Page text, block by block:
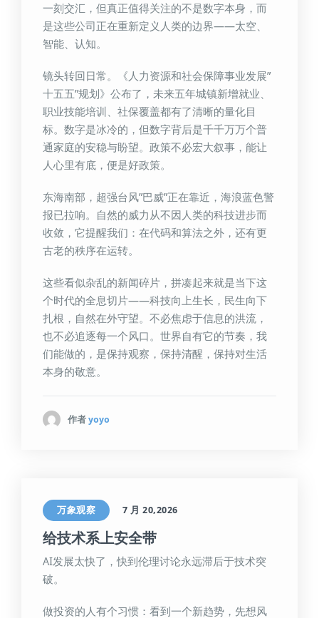
一刻交汇，但真正值得关注的不是数字本身，而
是这些公司正在重新定义人类的边界——太空、
智能、认知。
镜头转回日常。《人力资源和社会保障事业发展”
十五五”规划》公布了，未来五年城镇新增就业、
职业技能培训、社保覆盖都有了清晰的量化目
标。数字是冰冷的，但数字背后是千千万万个普
通家庭的安稳与盼望。政策不必宏大叙事，能让
人心里有底，便是好政策。
东海南部，超强台风”巴威”正在靠近，海浪蓝色警
报已拉响。自然的威力从不因人类的科技进步而
收敛，它提醒我们：在代码和算法之外，还有更
古老的秩序在运转。
这些看似杂乱的新闻碎片，拼凑起来就是当下这
个时代的全息切片——科技向上生长，民生向下
扎根，自然在外守望。不必焦虑于信息的洪流，
也不必追逐每一个风口。世界自有它的节奏，我
们能做的，是保持观察，保持清醒，保持对生活
本身的敬意。
作者 yoyo
万象观察 7 月 20,2026
给技术系上安全带
AI发展太快了，快到伦理讨论永远滞后于技术突
破。
做投资的人有个习惯：看到一个新趋势，先想风